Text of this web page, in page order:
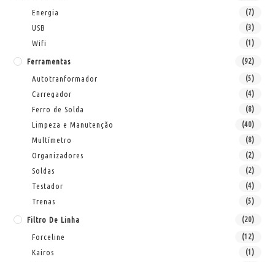
Energia (7)
USB (3)
Wifi (1)
Ferramentas (92)
Autotranformador (5)
Carregador (4)
Ferro de Solda (8)
Limpeza e Manutenção (40)
Multímetro (8)
Organizadores (2)
Soldas (2)
Testador (4)
Trenas (5)
Filtro De Linha (20)
Forceline (12)
Kairos (1)